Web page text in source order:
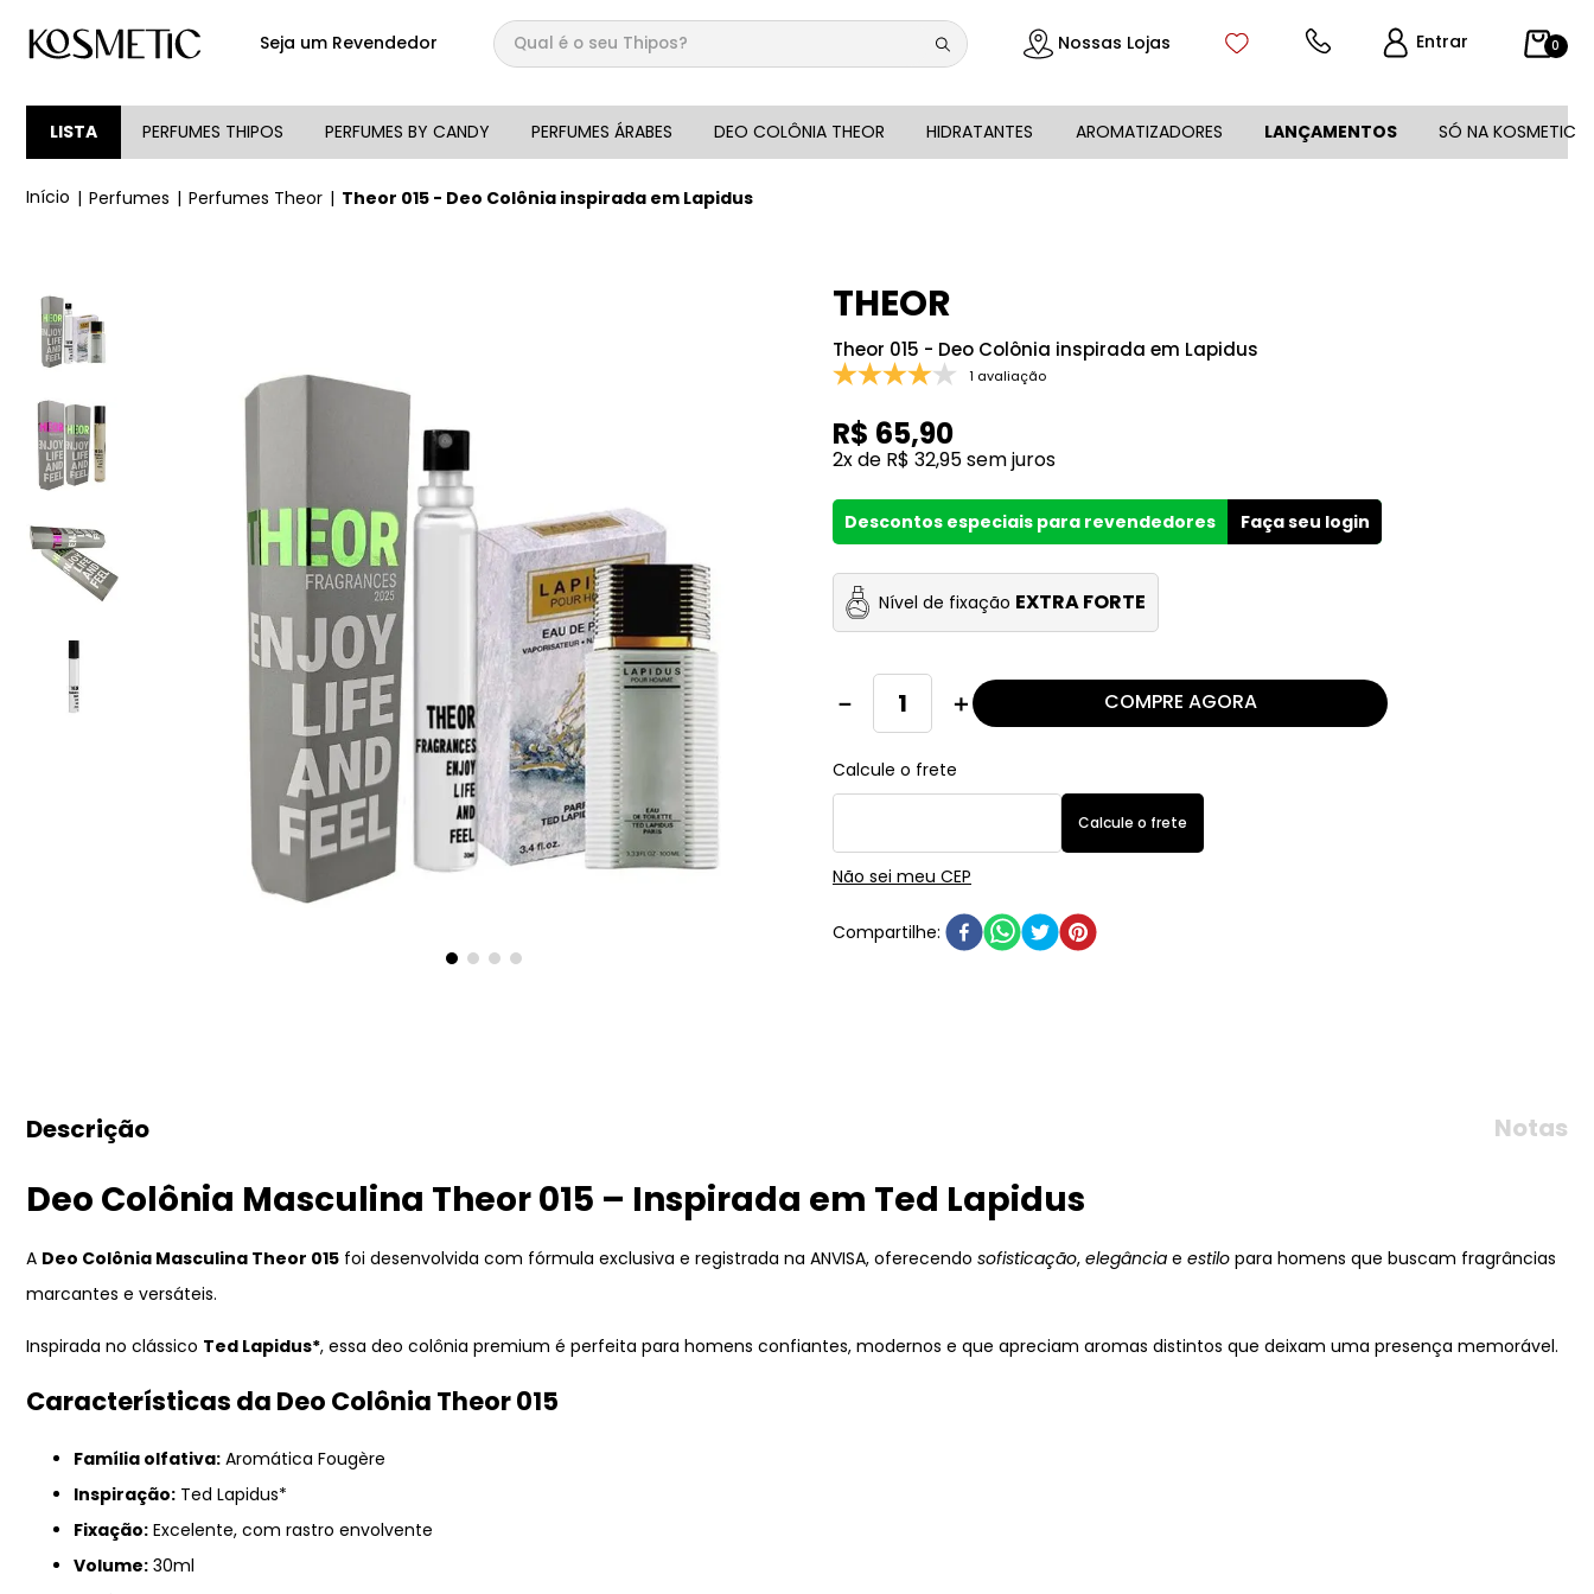
Seja um Revendedor
Qual é o seu Thipos?
Nossas Lojas Entrar 0
LISTA PERFUMES THIPOS PERFUMES BY CANDY PERFUMES ÁRABES DEO COLÔNIA THEOR HIDRATANTES AROMATIZADORES LANÇAMENTOS SÓ NA KOSMETIC
Perfumes Perfumes Theor Theor 015 - Deo Colônia inspirada em Lapidus
THEOR
Theor 015 - Deo Colônia inspirada em Lapidus
1 avaliação
R$ 65,90
2x de R$ 32,95sem juros
Descontos especiais para revendedores Faça seu login
Nível de fixação EXTRA FORTE
＋
－ COMPRE AGORA
Não sei meu CEP
Descrição Notas
Deo Colônia Masculina Theor 015 – Inspirada em Ted Lapidus
A Deo Colônia Masculina Theor 015 foi desenvolvida com fórmula exclusiva e registrada na ANVISA, oferecendo sofisticação, elegância e estilo para homens que buscam fragrâncias
marcantes e versáteis.
Inspirada no clássico Ted Lapidus*, essa deo colônia premium é perfeita para homens confiantes, modernos e que apreciam aromas distintos que deixam uma presença memorável.
Características da Deo Colônia Theor 015
Família olfativa: Aromática Fougère
Inspiração: Ted Lapidus*
Fixação: Excelente, com rastro envolvente
Volume: 30ml
1 º
144
3º
candy
212
box